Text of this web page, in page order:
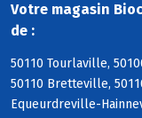
Votre magasin
de :
50110 Tourlaville,
50110 Bretteville,
Equeurdreville-